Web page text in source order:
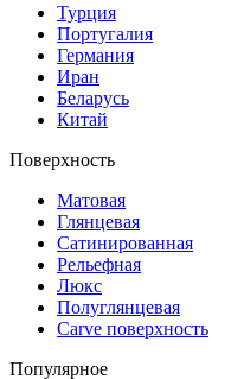
Турция
Португалия
Германия
Иран
Беларусь
Китай
Поверхность
Матовая
Глянцевая
Сатинированная
Рельефная
Люкс
Полуглянцевая
Carve поверхность
Популярное